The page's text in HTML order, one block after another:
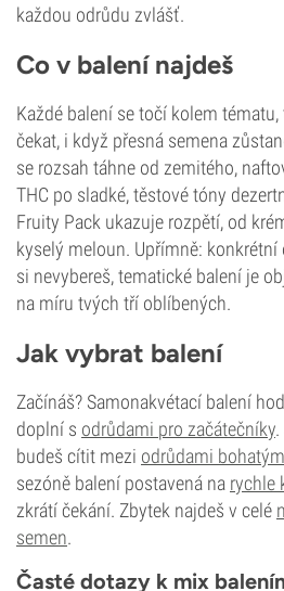
každou odrůdu zvlášť.
Co v balení najdeš
Každé balení se točí kolem
čekat, i když přesná semena
se rozsah táhne od zemitého,
THC po sladké, těstové tóny
Fruity Pack ukazuje rozpětí, od
kyselý meloun. Upřímně:
si nevybereš, tematické balení je
na míru tvých tří oblíbených.
Jak vybrat balení
Začínáš? Samonakvétací balení
doplní s odrůdami pro začátečníky
budeš cítit mezi odrůdami
sezóně balení postavená na rychle
zkrátí čekání. Zbytek najdeš v celé
semen.
Časté dotazy k mix